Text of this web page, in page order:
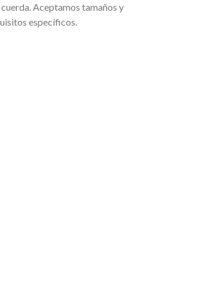
Aceptamos tamaños y
específicos.